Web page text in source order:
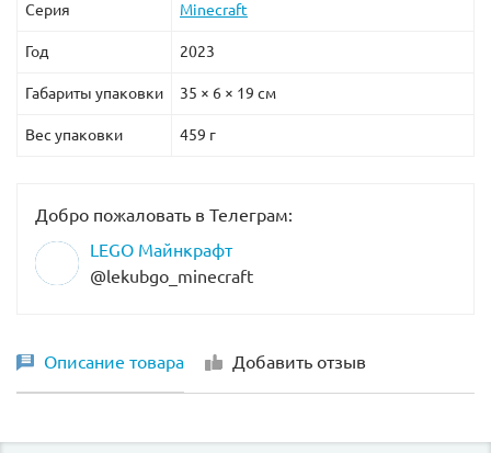
Серия Minecraft
Год 2023
Габариты упаковки 35 × 6 × 19 см
Вес упаковки 459 г
Добро пожаловать в Телеграм:
LEGO Майнкрафт
@lekubgo_minecraft
Описание товара Добавить отзыв